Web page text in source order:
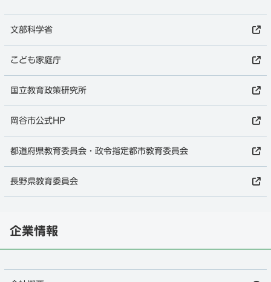
文部科学省
こども家庭庁
国立教育政策研究所
岡谷市公式HP
都道府県教育委員会・政令指定都市教育委員会
長野県教育委員会
企業情報